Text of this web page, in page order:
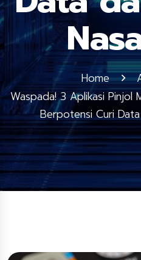
Home
Waspada! 3 Aplikasi Pinjol
Berpotensi Curi